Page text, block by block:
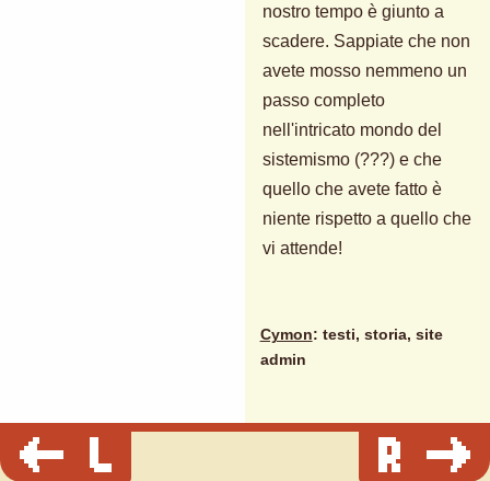
nostro tempo è giunto a
scadere. Sappiate che non
avete mosso nemmeno un
passo completo
nell'intricato mondo del
sistemismo (???) e che
quello che avete fatto è
niente rispetto a quello che
vi attende!
Cymon: testi, storia, site
admin